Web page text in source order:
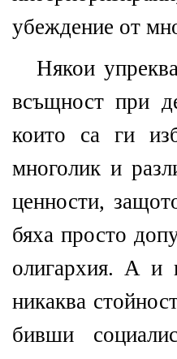
убеждение от
Някои
всъщност при
които са ги
многолик и
ценности,
бяха просто
олигархия. А и
никаква
бивши